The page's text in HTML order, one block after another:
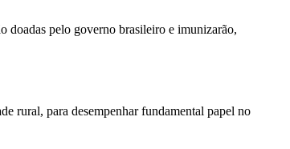
doadas pelo governo brasileiro e imunizarão,
rural, para desempenhar fundamental papel no